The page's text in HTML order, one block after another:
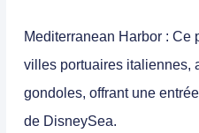
Mediterranean Harbor : Ce
villes portuaires italiennes,
gondoles, offrant une
de DisneySea.